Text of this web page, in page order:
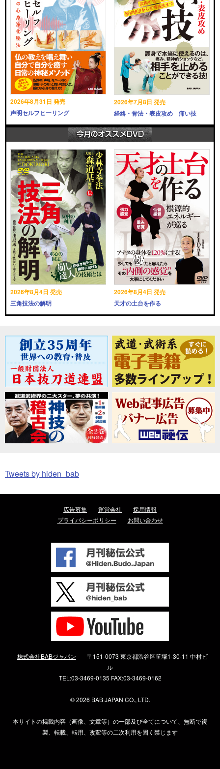
2026年8月31日 発売
声明セルフヒーリング
2026年7月8日 発売
経絡・骨法・表皮攻め 痛い技
2026年8月4日 発売
三角技法の解明
2026年8月4日 発売
天才の土台を作る
Tweets by hiden_bab
広告募集 運営会社
採用情報
プライバシーポリシー
お問い合わせ
株式会社BABジャパン
〒151-0073 東京都渋谷区笹塚1-30-11 中村ビ
ル
TEL:03-3469-0135 FAX:03-3469-0162
©2026 BAB JAPAN CO., LTD.
本サイトの掲載内容（画像、文章等）の一部及び全てについて、無断で複
製、転載、転用、改変等の二次利用を固く禁じます